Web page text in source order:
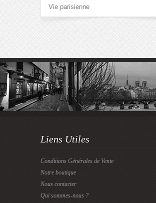
Vie parisienne
Liens Utiles
Conditions Générales de Vente
Notre boutique
Nous contacter
Qui sommes-nous ?